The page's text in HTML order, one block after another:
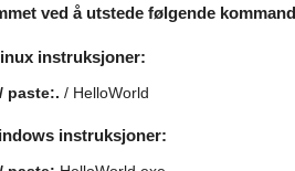
ved å utstede følgende
instruksjoner:
paste:. / HelloWorld
instruksjoner: